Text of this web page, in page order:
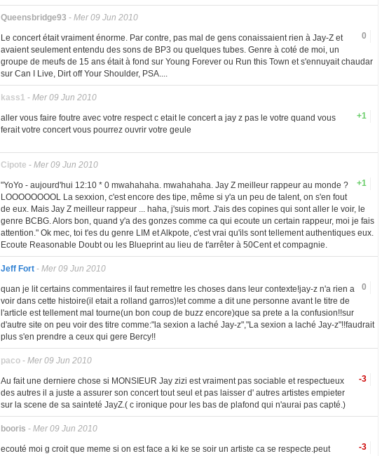
Queensbridge93 - Mer 09 Jun 2010
0
Le concert était vraiment énorme. Par contre, pas mal de gens conaissaient rien à Jay-Z et
avaient seulement entendu des sons de BP3 ou quelques tubes. Genre à coté de moi, un
groupe de meufs de 15 ans était à fond sur Young Forever ou Run this Town et s'ennuyait chaudar
sur Can I Live, Dirt off Your Shoulder, PSA....
kass1 - Mer 09 Jun 2010
+1
aller vous faire foutre avec votre respect c etait le concert a jay z pas le votre quand vous
ferait votre concert vous pourrez ouvrir votre geule
Cipote - Mer 09 Jun 2010
+1
"YoYo - aujourd'hui 12:10 * 0 mwahahaha. mwahahaha. Jay Z meilleur rappeur au monde ?
LOOOOOOOOL La sexxion, c'est encore des tipe, même si y'a un peu de talent, on s'en fout
de eux. Mais Jay Z meilleur rappeur ... haha, j'suis mort. J'ais des copines qui sont aller le voir, le
genre BCBG. Alors bon, quand y'a des gonzes comme ca qui ecoute un certain rappeur, moi je fais
attention." Ok mec, toi t'es du genre LIM et Alkpote, c'est vrai qu'ils sont tellement authentiques eux.
Ecoute Reasonable Doubt ou les Blueprint au lieu de t'arrêter à 50Cent et compagnie.
Jeff Fort - Mer 09 Jun 2010
0
quan je lit certains commentaires il faut remettre les choses dans leur contexte!jay-z n'a rien a
voir dans cette histoire(il etait a rolland garros)!et comme a dit une personne avant le titre de
l'article est tellement mal tourne(un bon coup de buzz encore)que sa prete a la confusion!!sur
d'autre site on peu voir des titre comme:"la sexion a laché Jay-z","La sexion a laché Jay-z"!!faudrait
plus s'en prendre a ceux qui gere Bercy!!
paco - Mer 09 Jun 2010
-3
Au fait une derniere chose si MONSIEUR Jay zizi est vraiment pas sociable et respectueux
des autres il a juste a assurer son concert tout seul et pas laisser d' autres artistes empieter
sur la scene de sa sainteté JayZ.( c ironique pour les bas de plafond qui n'aurai pas capté.)
booris - Mer 09 Jun 2010
-3
ecouté moi g croit que meme si on est face a ki ke se soir un artiste ca se respecte.peut